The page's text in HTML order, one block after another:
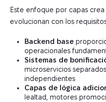
Este enfoque por capas
evolucionan con los
Backend base
operacionales
Sistemas de
microservicios
independientes
Capas de lógica
lealtad, motores